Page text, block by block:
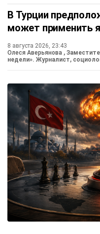
В Турции
может применить
8 августа 2026, 23:43
Олеся Аверьянова ,
недели». Журналист,